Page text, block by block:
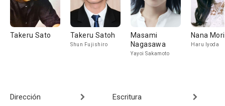
Takeru Sato Takeru Satoh
Shun Fujishiro
Masami
Nagasawa
Yayoi Sakamoto
Nana Mori
Haru Iyoda
Dirección Escritura